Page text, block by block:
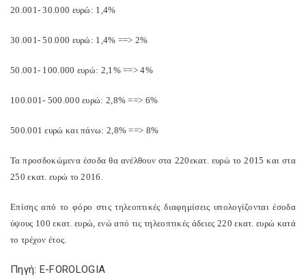
20.001- 30.000 ευρώ: 1,4%
30.001- 50.000 ευρώ: 1,4% ==> 2%
50.001- 100.000 ευρώ: 2,1% ==> 4%
100.001- 500.000 ευρώ: 2,8% ==> 6%
500.001 ευρώ και πάνω: 2,8% ==> 8%
Τα προσδοκώμενα έσοδα θα ανέλθουν στα 220εκατ. ευρώ το 2015 και στα
250 εκατ. ευρώ το 2016.
Επίσης από το φόρο στις τηλεοπτικές διαφημίσεις υπολογίζονται έσοδα
ύψους 100 εκατ. ευρώ, ενώ από τις τηλεοπτικές άδειες 220 εκατ. ευρώ κατά
το τρέχον έτος.
Πηγή: E-FOROLOGIA